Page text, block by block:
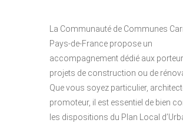
La Communauté de Communes
Pays-de-France propose un
accompagnement dédié aux
projets de construction ou de
Que vous soyez particulier,
promoteur, il est essentiel de bien
les dispositions du Plan Local